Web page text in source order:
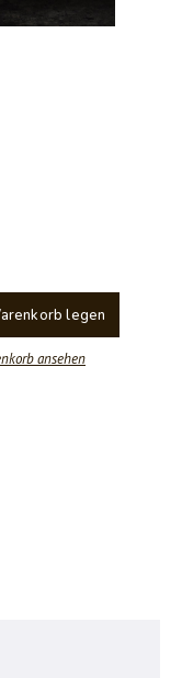
legen
ansehen